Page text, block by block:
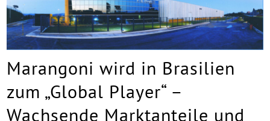
Marangoni wird in Brasilien
zum „Global Player“ –
Wachsende Marktanteile und